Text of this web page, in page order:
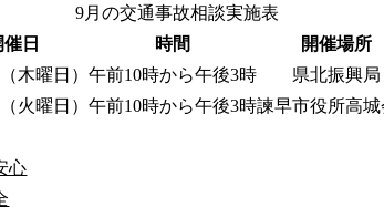
9月の交通事故相談実施表
催日
時間
開催場所
木曜日）午前10時から午後3時
県北振興局
火曜日）午前10時から午後3時諫早市役所高
心